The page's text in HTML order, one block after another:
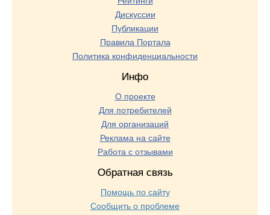
Дискуссии
Публикации
Правила Портала
Политика конфиденциальности
Инфо
О проекте
Для потребителей
Для организаций
Реклама на сайте
Работа с отзывами
Обратная связь
Помощь по сайту
Сообщить о проблеме